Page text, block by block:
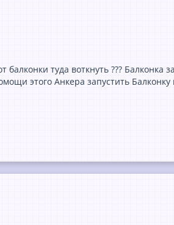
туда воткнуть ??? Балконка
этого Анкера запустить Балконку